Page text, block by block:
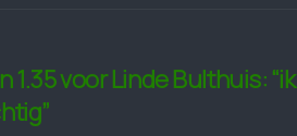
1.35 voor Linde Bulthuis: “ik